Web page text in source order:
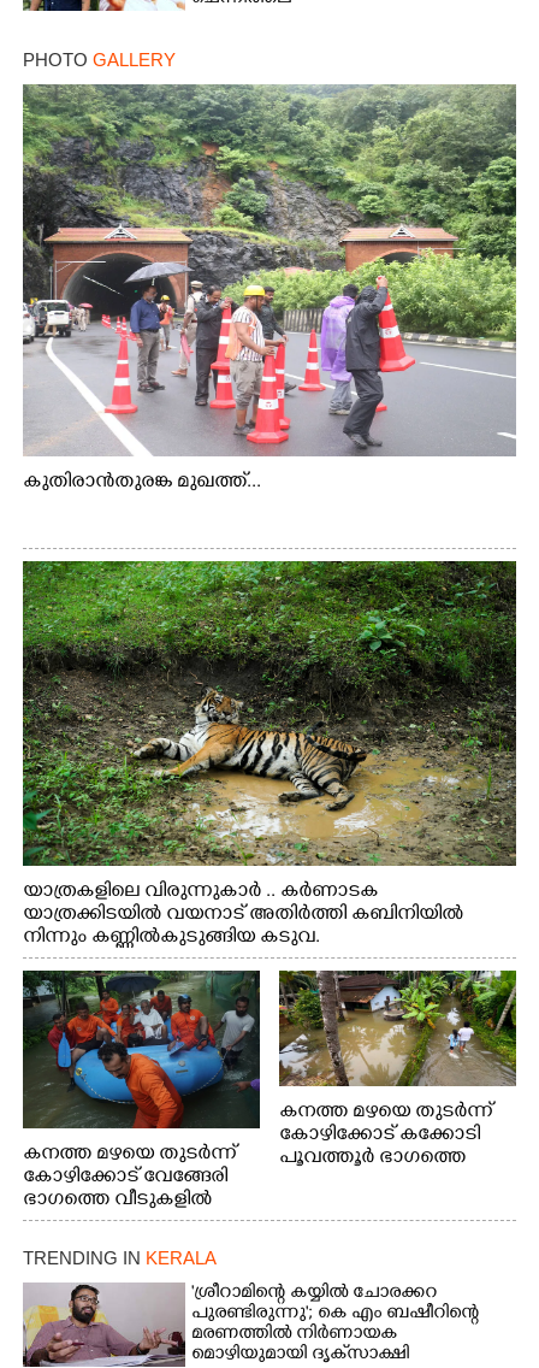
PHOTO GALLERY
കുതിരാൻതുരങ്ക മുഖത്ത്...
യാത്രകളിലെ വിരുന്നുകാർ .. കർണാടക
യാത്രക്കിടയിൽ വയനാട് അതിർത്തി കബിനിയിൽ
നിന്നും കണ്ണിൽകുടുങ്ങിയ കടുവ.
കനത്ത മഴയെ തുടർന്ന്
കോഴിക്കോട് വേങ്ങേരി
ഭാഗത്തെ വീടുകളിൽ
വെള്ളം
കയറിയപ്പോൾ ആളുകളെ
സുരക്ഷിത സ്ഥാനത്തേക്ക്
മാറ്റുന്ന സുരക്ഷാസേനാം
ഗങ്ങൾ
കനത്ത മഴയെ തുടർന്ന്
കോഴിക്കോട് കക്കോടി
പൂവത്തൂർ ഭാഗത്തെ
TRENDING IN KERALA
'ശ്രീറാമിന്റെ കയ്യിൽ ചോരക്കറ
പുരണ്ടിരുന്നു'; കെ എം ബഷീറിന്റെ
മരണത്തിൽ നിർണായക
മൊഴിയുമായി ദൃക്‌സാക്ഷി